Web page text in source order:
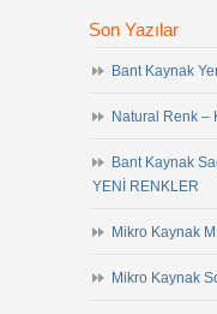
Son Yazılar
Bant Kaynak
Natural Renk –
Bant Kaynak
YENİ RENKLER
Mikro Kaynak
Mikro Kaynak